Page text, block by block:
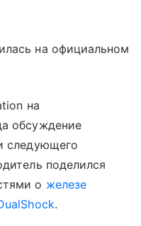
на официальном
на
обсуждение
следующего
поделился
о железе
.